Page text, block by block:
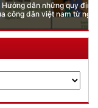
quy định mới trong lĩnh
từ ngày 01/7/2026